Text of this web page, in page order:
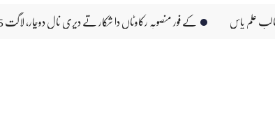
کے فور منصوبہ رکاوٹاں دا شکار تے دیری نال دوچار، لاگت 25 توں ودھ ਕੇ 172 ارب توں اپڑ گئی